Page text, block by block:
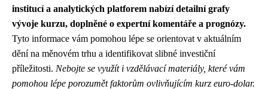
institucí a analytických platforem nabízí detailní grafy
vývoje kurzu, doplněné o expertní komentáře a prognózy.
Tyto informace vám pomohou lépe se orientovat v aktuálním
dění na měnovém trhu a identifikovat slibné investiční
příležitosti. Nebojte se využít i vzdělávací materiály, které vám
pomohou lépe porozumět faktorům ovlivňujícím kurz euro-dolar.